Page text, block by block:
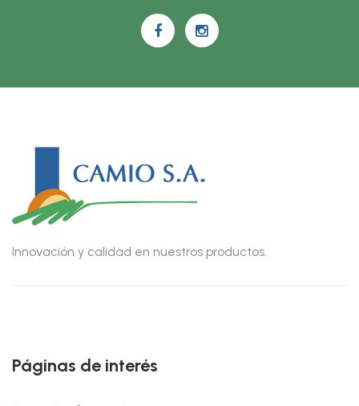
Innovación y calidad en nuestros productos.
Páginas de interés